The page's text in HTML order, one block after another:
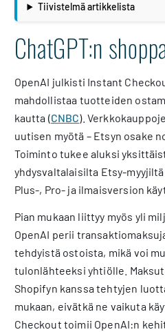
Tiivistelmä artikkelista
ChatGPT:n
OpenAI julkisti Instant
mahdollistaa tuotteiden
kautta (CNBC).
uutisen myötä – Etsyn osake
Toiminto tukee aluksi
yhdysvaltalaisilta Etsy-
Plus-, Pro- ja ilmaisversion
Pian mukaan liittyy myös yli
OpenAI perii
tehdyistä ostoista, mikä voi
tulonlähteeksi yhtiölle.
Shopifyn kanssa tehtyjen
mukaan, eivätkä ne vaikuta
Checkout toimii OpenAI:n